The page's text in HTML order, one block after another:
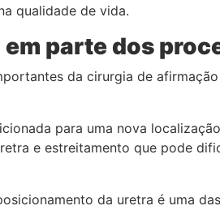
qualidade de vida.
parte dos
da cirurgia de
para uma nova
e estreitamento que pode
da uretra é uma